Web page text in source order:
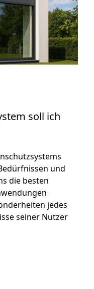
soll ich
und
die besten
jedes
seiner Nutzer